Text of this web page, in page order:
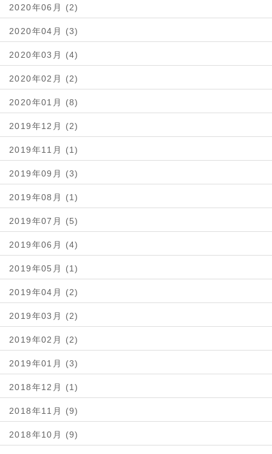
2020年06月 (2)
2020年04月 (3)
2020年03月 (4)
2020年02月 (2)
2020年01月 (8)
2019年12月 (2)
2019年11月 (1)
2019年09月 (3)
2019年08月 (1)
2019年07月 (5)
2019年06月 (4)
2019年05月 (1)
2019年04月 (2)
2019年03月 (2)
2019年02月 (2)
2019年01月 (3)
2018年12月 (1)
2018年11月 (9)
2018年10月 (9)